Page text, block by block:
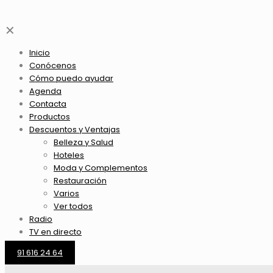
✕
Inicio
Conócenos
Cómo puedo ayudar
Agenda
Contacta
Productos
Descuentos y Ventajas
Belleza y Salud
Hoteles
Moda y Complementos
Restauración
Varios
Ver todos
Radio
TV en directo
91 616 24 64